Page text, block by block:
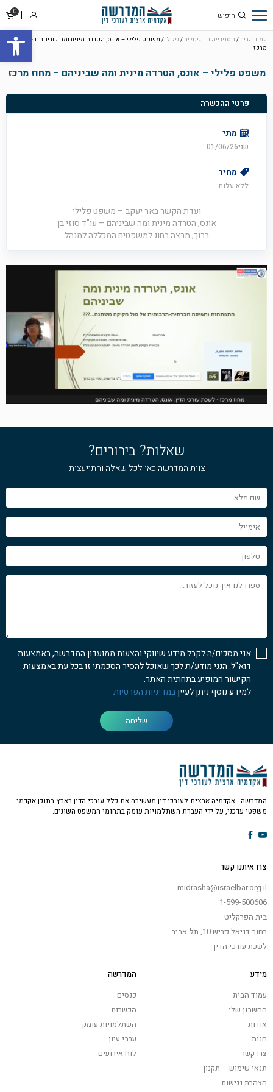
פתח
0
סל
התחבר
עמוד הבית/ הספרייה הדיגיטלית/ פלילי/ משפט פלילי – אונס, הטרדה מינית ומה שביניהם – מחוז
מרכז
משפט פלילי – אונס, הטרדה מינית ומה שביניהם – מחוז מרכז
פרטי ההכשרה
מתי
שני01/06/26
מחיר
ללא עלות
ועדת הקשר באר יעקב – משפט פלילי
אונס, הטרדה מינית ומה שביניהם – עו"ד סוזי בן
ברוך, מרצה בחוג למשפטים המכללה למנהל
שאלות? בירורים?
צוות המדרשה כאן לכל שאלה והתייעצות
שם
מלא
אימייל
טלפון
ספרו
לנו
אני מסכים/ה לקבל מידע שיווקי והצעות ממועדון המדרשה, באמצעות
דוא"ל. הנני מודע/ת לכך שאוכל להסיר הסכמתי זו בכל עת באמצעות
הקישור המופיע בתחתית האתר.
למידע נוסף ניתן לעייןבמדיניות הפרטיות
שליחה
המדרשה - אקדמיה ארצית לעורכי דין מעשירה את כלל עורכי הדין בארץ בתוכן אקדמי
משפטי עדכני, על ידי העברת השתלמויות עומק בתחומי המשפט השונים.
צרו איתנו קשר
midrasha@israelbar.org.il
1-599-500606
בית הפרקליט
רחוב דניאל פריש 10, תל-אביב
לשכת עורכי הדין
מידע
עמוד הבית
החשבון שלי
אודות
חנות
צרו קשר
תנאי שימוש – תקנון
הצהרת נגישות
המדרשה
כנסים
הכשרות
השתלמויות עומק
ערבי עיון
לוח אירועים